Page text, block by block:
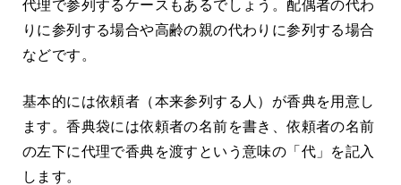
代理で参列するケースもあるでしょう。配偶者の代わ
りに参列する場合や高齢の親の代わりに参列する場合
などです。
基本的には依頼者（本来参列する人）が香典を用意し
ます。香典袋には依頼者の名前を書き、依頼者の名前
の左下に代理で香典を渡すという意味の「代」を記入
します。